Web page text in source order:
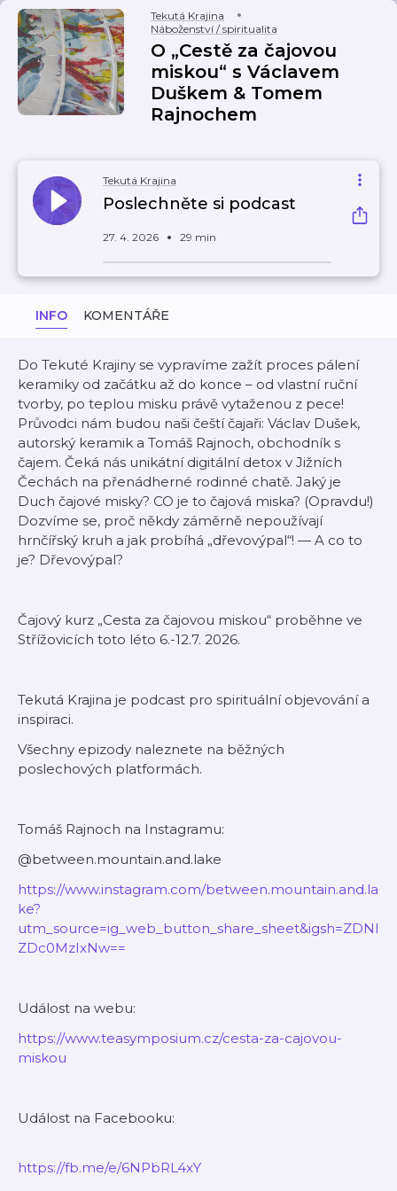
Tekutá Krajina
Náboženství / spiritualita
O „Cestě za čajovou
miskou“ s Václavem
Duškem & Tomem
Rajnochem
Tekutá Krajina
Poslechněte si podcast
27. 4. 2026 29 min
INFO KOMENTÁŘE
Do Tekuté Krajiny se vypravíme zažít proces pálení
keramiky od začátku až do konce – od vlastní ruční
tvorby, po teplou misku právě vytaženou z pece!
Průvodci nám budou naši čeští čajaři: Václav Dušek,
autorský keramik a Tomáš Rajnoch, obchodník s
čajem. Čeká nás unikátní digitální detox v Jižních
Čechách na přenádherné rodinné chatě. Jaký je
Duch čajové misky? CO je to čajová miska? (Opravdu!)
Dozvíme se, proč někdy záměrně nepoužívají
hrnčířský kruh a jak probíhá „dřevovýpal“! — A co to
je? Dřevovýpal?
Čajový kurz „Cesta za čajovou miskou“ proběhne ve
Střížovicích toto léto 6.-12.7. 2026.
Tekutá Krajina je podcast pro spirituální objevování a
inspiraci.
Všechny epizody naleznete na běžných
poslechových platformách.
Tomáš Rajnoch na Instagramu:
@between.mountain.and.lake
https://www.instagram.com/between.mountain.and.la
ke?
utm_source=ig_web_button_share_sheet&igsh=ZDNl
ZDc0MzIxNw==
Událost na webu:
https://www.teasymposium.cz/cesta-za-cajovou-
miskou
Událost na Facebooku:
https://fb.me/e/6NPbRL4xY